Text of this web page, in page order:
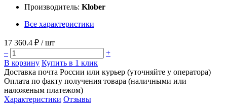
Производитель: Klober
Все характеристики
17 360.4 ₽ / шт
–
+
В корзину Купить в 1 клик
Доставка почта России или курьер (уточняйте у оператора)
Оплата по факту получения товара (наличными или
наложеным платежом)
Характеристики Отзывы